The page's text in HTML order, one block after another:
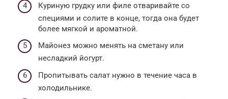
Куриную грудку или филе отваривайте со
специями и солите в конце, тогда она будет
более мягкой и ароматной.
Майонез можно менять на сметану или
несладкий йогурт.
Пропитывать салат нужно в течение часа в
холодильнике.